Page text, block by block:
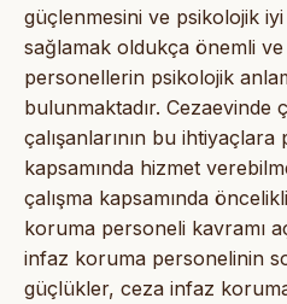
güçlenmesini ve psikolojik
sağlamak oldukça önemli
personellerin psikolojik
bulunmaktadır. Cezaevinde
çalışanlarının bu
kapsamında hizmet
çalışma kapsamında
koruma personeli kavramı
infaz koruma personelinin
güçlükler, ceza infaz